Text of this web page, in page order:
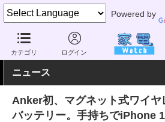
Powered by
カテゴリ ログイン
家電 Watch 生活家電 電池・タップ
ニュース
Anker初、マグネット式ワイヤ
バッテリー。手持ちでiPhone